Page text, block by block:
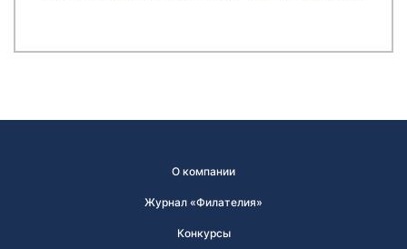
О компании
Журнал «Филателия»
Конкурсы